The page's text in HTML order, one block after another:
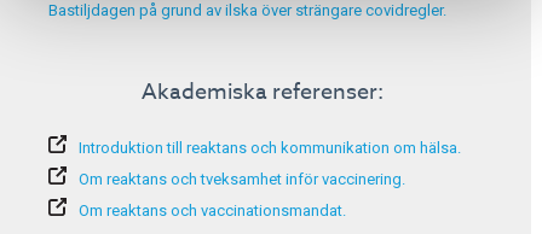
Bastiljdagen på grund av ilska över strängare covidregler.
Akademiska referenser:
Introduktion till reaktans och kommunikation om hälsa.
Om reaktans och tveksamhet inför vaccinering.
Om reaktans och vaccinationsmandat.